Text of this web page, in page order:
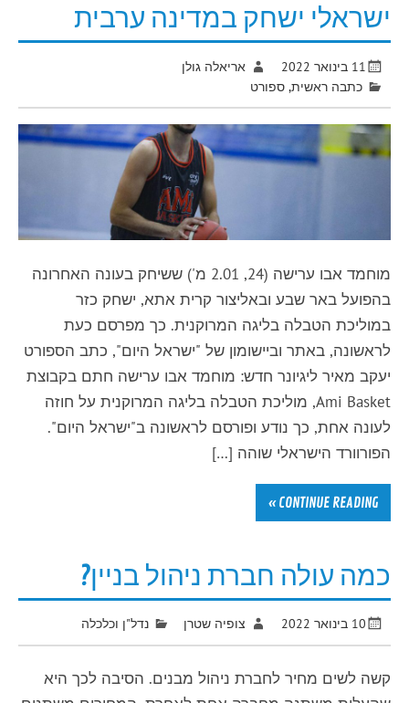
ישראלי ישחק במדינה ערבית
11 בינואר 2022
אריאלה גולן
כתבה ראשית,ספורט
מוחמד אבו ערישה (24, 2.01 מ') ששיחק בעונה האחרונה
בהפועל באר שבע ובאליצור קרית אתא, ישחק כזר
במוליכת הטבלה בליגה המרוקנית. כך מפרסם כעת
לראשונה, באתר וביישומון של "ישראל היום", כתב הספורט
יעקב מאיר ליגיונר חדש: מוחמד אבו ערישה חתם בקבוצת
Ami Basket, מוליכת הטבלה בליגה המרוקנית על חוזה
לעונה אחת, כך נודע ופורסם לראשונה ב"ישראל היום".
הפורוורד הישראלי שוהה […]
CONTINUE READING »
כמה עולה חברת ניהול בניין?
10 בינואר 2022 צופיה שטרן נדל"ן וכלכלה
קשה לשים מחיר לחברת ניהול מבנים. הסיבה לכך היא